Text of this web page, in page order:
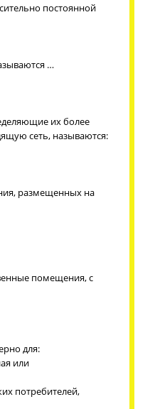
постоянной
…
их более
сеть, называются:
размещенных на
помещения, с
для:
или
потребителей,